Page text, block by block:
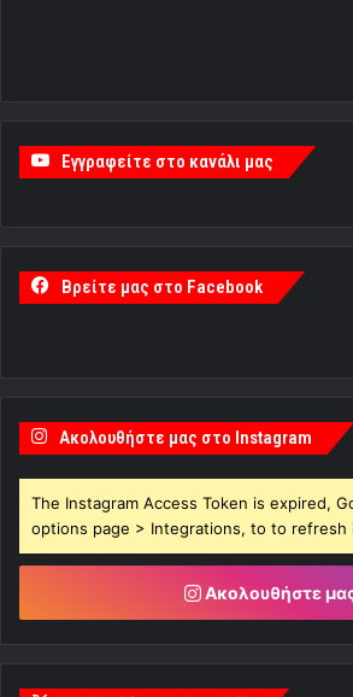
Εγγραφείτε στο κανάλι μας
Βρείτε μας στο Facebook
Ακολουθήστε μας στο Instagram
The Instagram Access Token is expired,
options page > Integrations, to to refresh
Ακολουθήστε